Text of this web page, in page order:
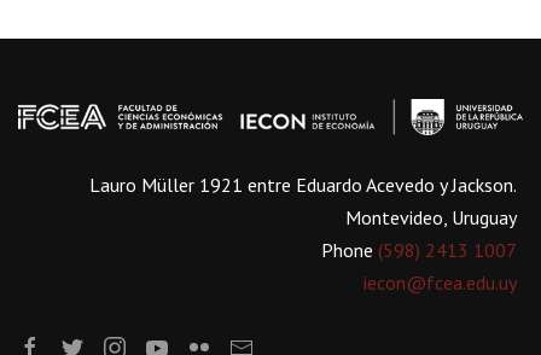
Lauro Müller 1921 entre Eduardo Acevedo y Jackson.
Montevideo, Uruguay
Phone (598) 2413 1007
iecon@fcea.edu.uy